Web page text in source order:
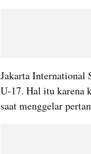
Jakarta International
U-17. Hal itu karena
saat menggelar